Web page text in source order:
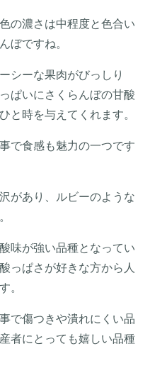
の濃さは中程度と色合い
ぼですね。
シーな果肉がびっしり
ぱいにさくらんぼの甘酸
と時を与えてくれます。
で食感も魅力の一つです
があり、ルビーのような
味が強い品種となってい
っぱさが好きな方から人
。
で傷つきや潰れにくい品
者にとっても嬉しい品種